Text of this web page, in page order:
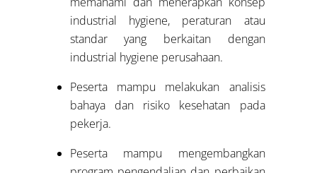
industrial hygiene, peraturan atau
standar yang berkaitan dengan
industrial hygiene perusahaan.
Peserta mampu melakukan analisis
bahaya dan risiko kesehatan pada
pekerja.
Peserta mampu mengembangkan